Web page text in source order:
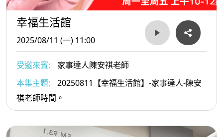
幸福生活館
2025/08/11 (一) 11:00
受邀來賓:
家事達人陳安祺老師
本集主題:
20250811【幸福生活館】-家事達人-陳安
祺老師時間。